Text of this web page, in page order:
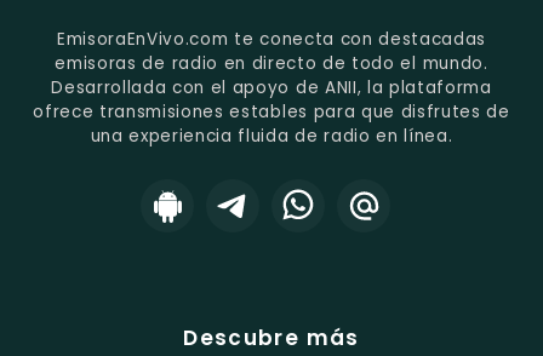
EmisoraEnVivo.com te conecta con destacadas
emisoras de radio en directo de todo el mundo.
Desarrollada con el apoyo de ANII, la plataforma
ofrece transmisiones estables para que disfrutes de
una experiencia fluida de radio en línea.
Descubre más